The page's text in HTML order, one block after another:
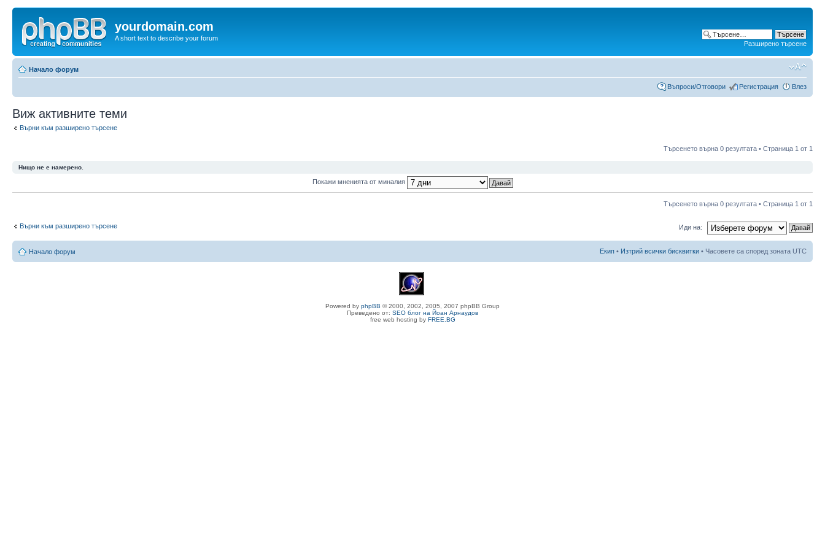
yourdomain.com
A short text to describe your forum
Разширено търсене
Начало форум
Въпроси/Отговори Регистрация Влез
Виж активните теми
Върни към разширено търсене
Търсенето върна 0 резултата • Страница 1 от 1
Нищо не е намерено.
Покажи мненията от миналия
Търсенето върна 0 резултата • Страница 1 от 1
Върни към разширено търсене Иди на:
Начало форум Екип • Изтрий всички бисквитки • Часовете са според зоната UTC
Powered by phpBB © 2000, 2002, 2005, 2007 phpBB Group
Преведено от: SEO блог на Йоан Арнаудов
free web hosting by FREE.BG